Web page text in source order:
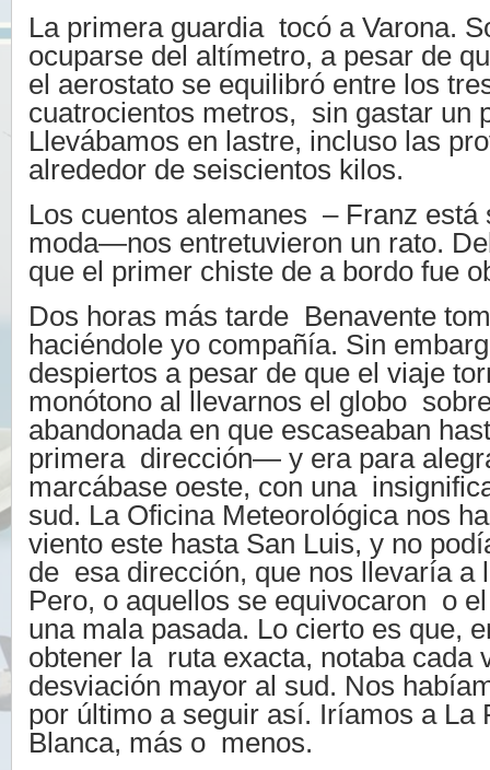
La primera guardia tocó a Varona.
ocuparse del altímetro, a pesar de
el aerostato se equilibró entre los
cuatrocientos metros, sin gastar un
Llevábamos en lastre, incluso las
alrededor de seiscientos kilos.
Los cuentos alemanes – Franz
moda—nos entretuvieron un rato.
que el primer chiste de a bordo fue
Dos horas más tarde Benavente
haciéndole yo compañía. Sin
despiertos a pesar de que el viaje
monótono al llevarnos el globo
abandonada en que escaseaban
primera dirección— y era para
marcábase oeste, con una
sud. La Oficina Meteorológica nos
viento este hasta San Luis, y no
de esa dirección, que nos llevaría a
Pero, o aquellos se equivocaron o
una mala pasada. Lo cierto es que,
obtener la ruta exacta, notaba cada
desviación mayor al sud. Nos
por último a seguir así. Iríamos a La
Blanca, más o menos.